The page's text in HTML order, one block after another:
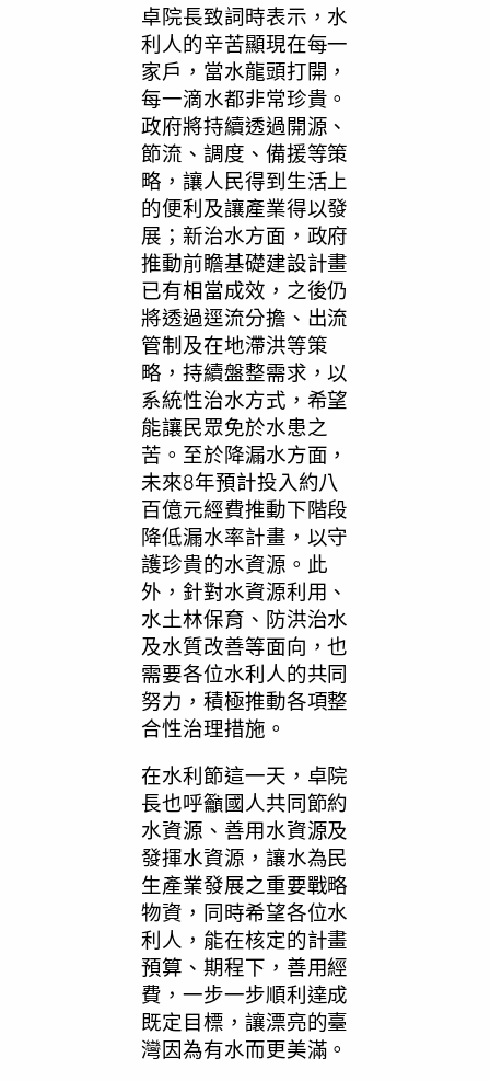
卓院長致詞時表示，水
利人的辛苦顯現在每一
家戶，當水龍頭打開，
每一滴水都非常珍貴。
政府將持續透過開源、
節流、調度、備援等策
略，讓人民得到生活上
的便利及讓產業得以發
展；新治水方面，政府
推動前瞻基礎建設計畫
已有相當成效，之後仍
將透過逕流分擔、出流
管制及在地滯洪等策
略，持續盤整需求，以
系統性治水方式，希望
能讓民眾免於水患之
苦。至於降漏水方面，
未來8年預計投入約八
百億元經費推動下階段
降低漏水率計畫，以守
護珍貴的水資源。此
外，針對水資源利用、
水土林保育、防洪治水
及水質改善等面向，也
需要各位水利人的共同
努力，積極推動各項整
合性治理措施。
在水利節這一天，卓院
長也呼籲國人共同節約
水資源、善用水資源及
發揮水資源，讓水為民
生產業發展之重要戰略
物資，同時希望各位水
利人，能在核定的計畫
預算、期程下，善用經
費，一步一步順利達成
既定目標，讓漂亮的臺
灣因為有水而更美滿。